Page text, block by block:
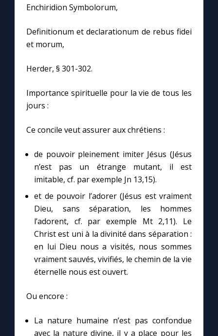
À la une
1000 Raisons de Croire
Contact
Enchiridion Symbolorum,
Definitionum et declarationum de rebus fidei
et morum,
Herder, § 301-302.
Importance spirituelle pour la vie de tous les
jours :
Ce concile veut assurer aux chrétiens :
de pouvoir pleinement imiter Jésus (Jésus
n’est pas un étrange mutant, il est
imitable, cf. par exemple Jn 13,15).
et de pouvoir l’adorer (Jésus est vraiment
Dieu, sans séparation, les hommes
l’adorent, cf. par exemple Mt 2,11). Le
Christ est uni à la divinité dans séparation :
en lui Dieu nous a visités, nous sommes
vraiment sauvés, vivifiés, le chemin de la vie
éternelle nous est ouvert.
Ou encore :
La nature humaine n’est pas confondue
avec la nature divine, il y a place pour les